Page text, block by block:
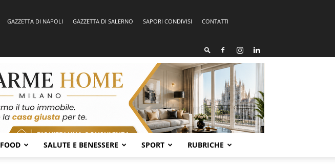
GAZZETTA DI NAPOLI GAZZETTA DI SALERNO SAPORI CONDIVISI
CONTATTI
FOOD SALUTE E BENESSERE SPORT RUBRICHE